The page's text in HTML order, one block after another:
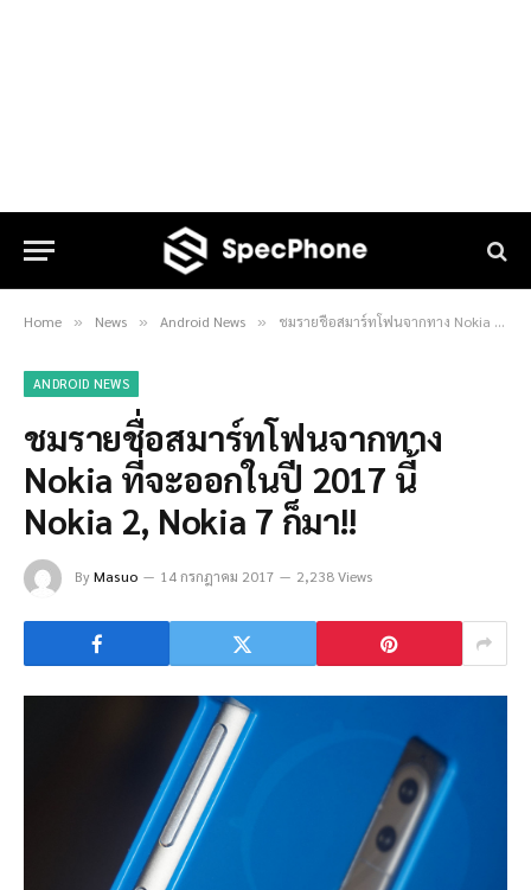
Home » News » Android News » ชมรายชื่อสมาร์ทโฟนจากทาง Nokia ที่จะออกในปี 2017 นี้ Nokia 2, Nokia 7 ก็มา!!
ANDROID NEWS
ชมรายชื่อสมาร์ทโฟนจากทาง
Nokia ที่จะออกในปี 2017 นี้
Nokia 2, Nokia 7 ก็มา!!
ByMasuo 14 กรกฎาคม 2017 2,238 Views